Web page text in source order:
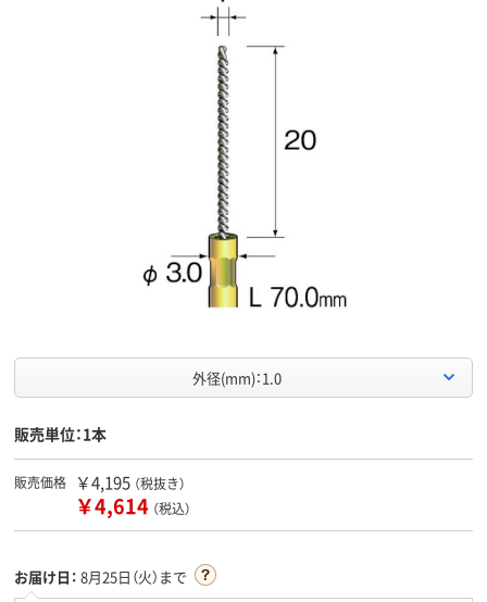
外径(mm)：1.0
販売単位：1本
販売価格 ￥4,195 （税抜き）
￥4,614 （税込）
お届け日： 8月25日（火）まで